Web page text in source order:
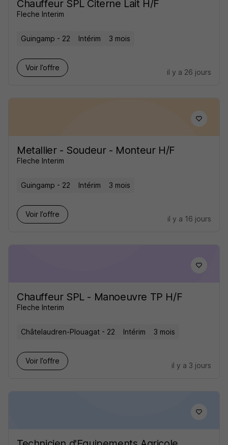
Chauffeur SPL Citerne Lait H/F
Fleche Interim
Guingamp - 22 Intérim 3 mois
Voir l’offre
il y a 26 jours
Metallier - Soudeur - Monteur H/F
Fleche Interim
Guingamp - 22 Intérim 3 mois
Voir l’offre
il y a 16 jours
Chauffeur SPL - Manoeuvre TP H/F
Fleche Interim
Châtelaudren-Plouagat - 22 Intérim 3 mois
Voir l’offre
il y a 3 jours